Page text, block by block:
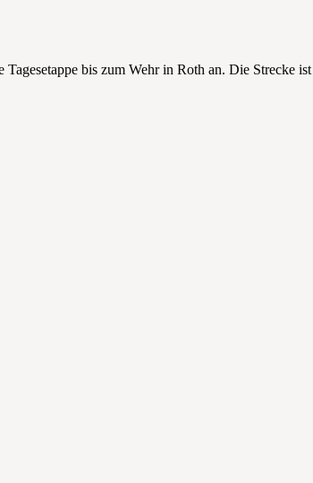
Tagesetappe bis zum Wehr in Roth an. Die Strecke